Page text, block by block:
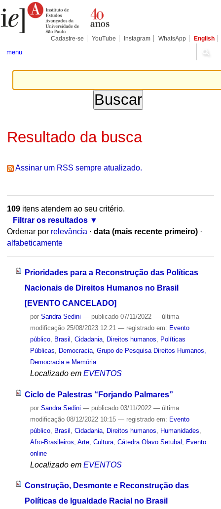
para
conteúdo.
Pessoais
Cadastre-se YouTube Instagram WhatsApp English
menu
Resultado da busca
Assinar um RSS sempre atualizado.
109itens atendem ao seu critério.
Filtrar os resultados
Ordenar por relevância · data (mais recente primeiro) ·
alfabeticamente
Prioridades para a Reconstrução das Políticas
Nacionais de Direitos Humanos no Brasil
[EVENTO CANCELADO]
por Sandra Sedini — publicado07/11/2022 — última
modificação25/08/2023 12:21 — registrado em: Evento
público, Brasil Cidadania, Direitos humanos
Políticas
Públicas
Democracia, Grupo de Pesquisa Direitos Humanos,
Democracia e Memória
Localizado em EVENTOS
Ciclo de Palestras “Forjando Palmares”
por Sandra Sedini — publicado03/11/2022 — última
modificação08/12/2022 10:15 — registrado em: Evento
público, Brasil Cidadania, Direitos humanos Humanidades
Afro-Brasileiros Arte, Cultura, Cátedra Olavo Setubal
Evento
online
Localizado em EVENTOS
Construção, Desmonte e Reconstrução das
Políticas de Igualdade Racial no Brasil